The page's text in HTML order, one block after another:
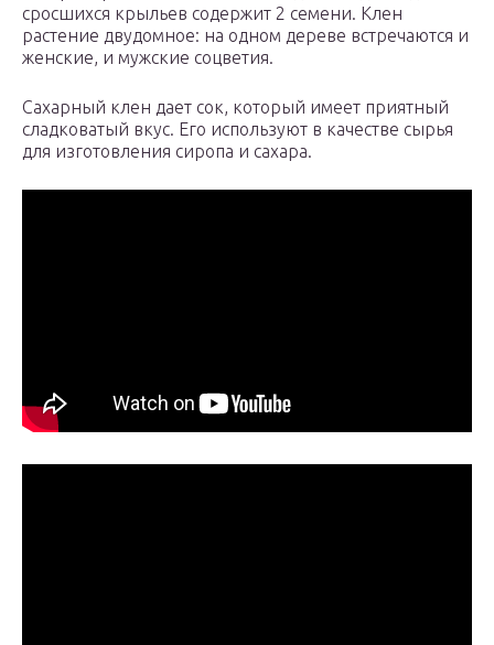
сросшихся крыльев содержит 2 семени. Клен
растение двудомное: на одном дереве встречаются и
женские, и мужские соцветия.
Сахарный клен дает сок, который имеет приятный
сладковатый вкус. Его используют в качестве сырья
для изготовления сиропа и сахара.